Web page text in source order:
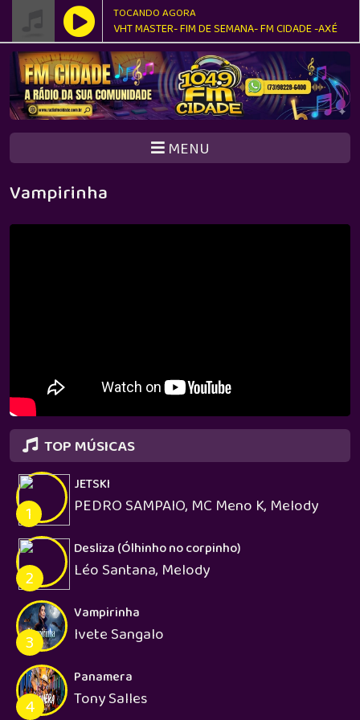
TOCANDO AGORA
VHT MASTER- FIM DE SEMANA- FM CIDADE -AXÉ
MENU
Vampirinha
TOP MÚSICAS
1
JETSKI
PEDRO SAMPAIO, MC Meno K, Melody
2
Desliza (Ólhinho no corpinho)
Léo Santana, Melody
3
Vampirinha
Ivete Sangalo
4
Panamera
Tony Salles